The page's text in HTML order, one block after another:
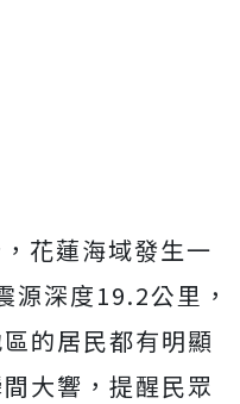
花蓮海域發生一
源深度19.2公里，
的居民都有明顯
大響，提醒民眾